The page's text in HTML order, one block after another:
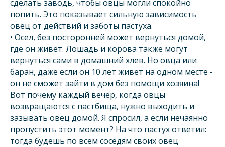
сделать заводь, чтобы овцы могли спокойно
попить. Это показывает сильную зависимость
овец от действий и заботы пастуха.
• Осел, без посторонней может вернуться домой,
где он живет. Лошадь и корова также могут
вернуться сами в домашний хлев. Но овца или
баран, даже если он 10 лет живет на одном месте -
он не сможет зайти в дом без помощи хозяина!
Вот почему каждый вечер, когда овцы
возвращаются с пастбища, нужно выходить и
зазывать овец домой. Я спросил, а если нечаянно
пропустить этот момент? На что пастух ответил:
тогда будешь по всем соседям своих овец